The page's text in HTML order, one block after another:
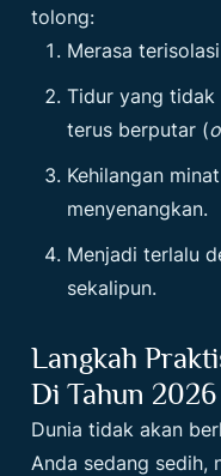
tolong:
Merasa
Tidur yang tidak
terus berputar (
Kehilangan
menyenangkan.
Menjadi terlalu
sekalipun.
Langkah
Di Tahun 2026
Dunia tidak akan
Anda sedang sedih,